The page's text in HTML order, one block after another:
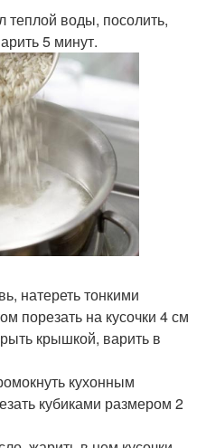
теплой воды, посолить,
5 минут.
натереть тонкими
порезать на кусочки 4 см
крышкой, варить в
кухонным
кубиками размером 2